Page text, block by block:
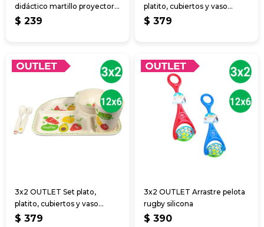
didáctico martillo proyector
c/sonido
$ 239
platito, cubiertos y vaso
infantil
$ 379
3x2 OUTLET Set plato,
platito, cubiertos y vaso
infantil
$ 379
3x2 OUTLET Arrastre pelota
rugby silicona
$ 390